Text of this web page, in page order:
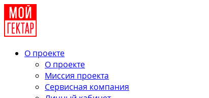
О проекте
О проекте
Миссия проекта
Сервисная компания